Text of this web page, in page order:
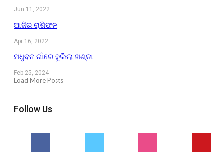
Jun 11, 2022
ଆଜିର ରାଶିଫଳ
Apr 16, 2022
ମଧୁବନ ଗାଁରେ ବୁଲିଲା ଖଣ୍ଡା
Feb 25, 2024
Load More Posts
Follow Us